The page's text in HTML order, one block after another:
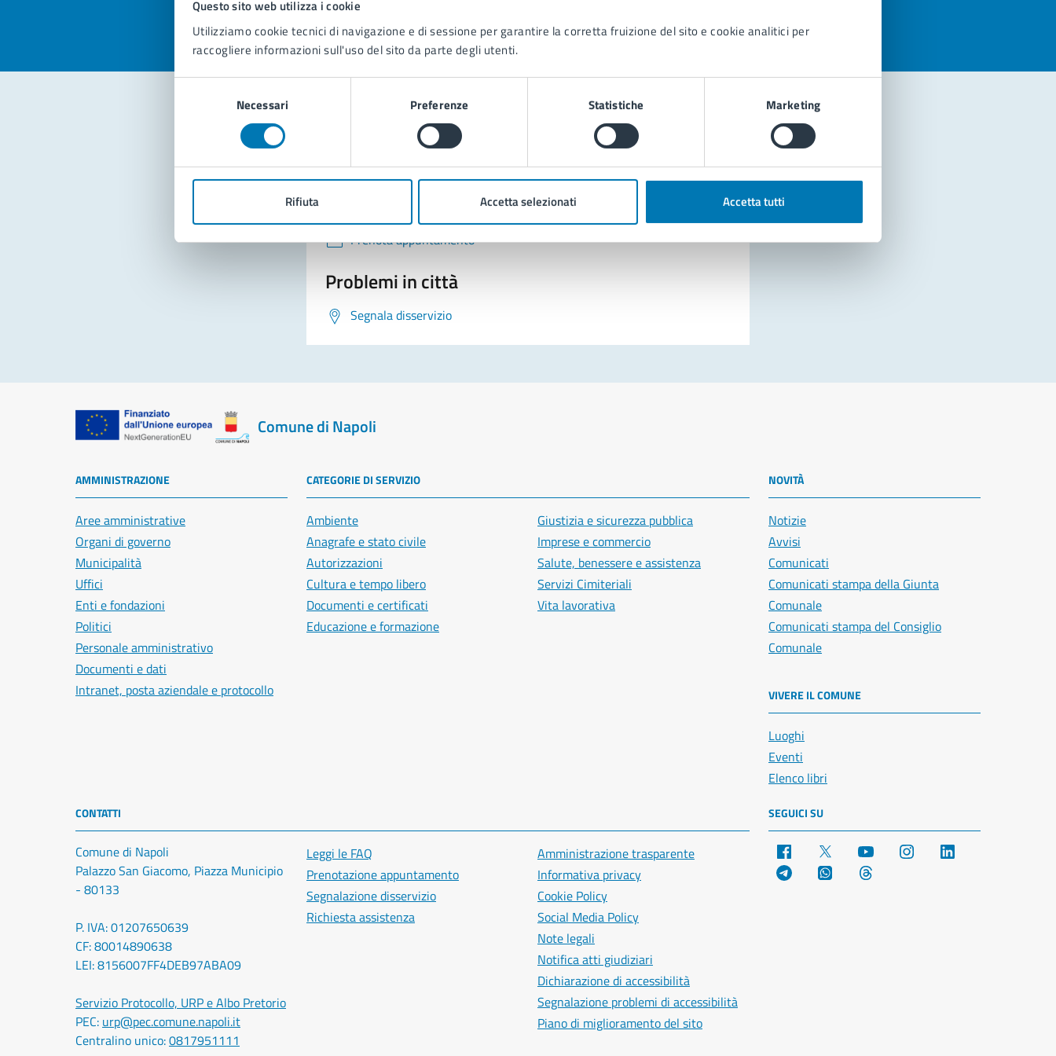
Questo sito web utilizza i cookie
Utilizziamo cookie tecnici di navigazione e di sessione per garantire la corretta fruizione del sito e cookie analitici per
raccogliere informazioni sull'uso del sito da parte degli utenti.
Necessari Preferenze Statistiche Marketing
Rifiuta Accetta selezionati Accetta tutti
Contatta il comune
Leggi le domande frequenti
Prenota appuntamento
Problemi in città
Segnala disservizio
Comune di Napoli
AMMINISTRAZIONE
Aree amministrative
Organi di governo
Municipalità
Uffici
Enti e fondazioni
Politici
Personale amministrativo
Documenti e dati
Intranet, posta aziendale e protocollo
CATEGORIE DI SERVIZIO
Ambiente
Anagrafe e stato civile
Autorizzazioni
Cultura e tempo libero
Documenti e certificati
Educazione e formazione
Giustizia e sicurezza pubblica
Imprese e commercio
Salute, benessere e assistenza
Servizi Cimiteriali
Vita lavorativa
NOVITÀ
Notizie
Avvisi
Comunicati
Comunicati stampa della Giunta
Comunale
Comunicati stampa del Consiglio
Comunale
VIVERE IL COMUNE
Luoghi
Eventi
Elenco libri
CONTATTI
Comune di Napoli
Palazzo San Giacomo, Piazza Municipio
- 80133
P. IVA: 01207650639
CF: 80014890638
LEI: 8156007FF4DEB97ABA09
Servizio Protocollo, URP e Albo Pretorio
PEC: urp@pec.comune.napoli.it
Centralino unico:0817951111
Leggi le FAQ
Prenotazione appuntamento
Segnalazione disservizio
Richiesta assistenza
Amministrazione trasparente
Informativa privacy
Cookie Policy
Social Media Policy
Note legali
Notifica atti giudiziari
Dichiarazione di accessibilità
Segnalazione problemi di accessibilità
Piano di miglioramento del sito
SEGUICI SU
Facebook YouTube Instagram
Telegram WhatsApp